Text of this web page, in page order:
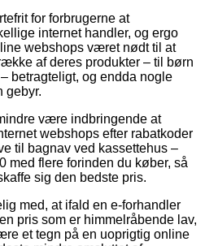
for forbrugerne at
internet handler, og ergo
webshops været nødt til at
af deres produkter – til børn
betragteligt, og endda nogle
gebyr.
være indbringende at
webshops efter rabatkoder
til bagnav ved kassettehus –
med flere forinden du køber, så
sig den bedste pris.
med, at ifald en e-forhandler
pris som er himmelråbende lav,
et tegn på en uoprigtig online